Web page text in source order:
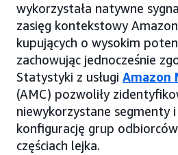
wykorzystała natywne
zasięg kontekstowy
kupujących o wysokim
zachowując jednocześnie
Statystyki z usługi Amazon
(AMC) pozwoliły
niewykorzystane segmenty
konfigurację grup
częściach lejka.